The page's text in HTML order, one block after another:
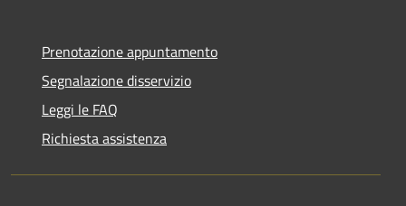
Prenotazione appuntamento
Segnalazione disservizio
Leggi le FAQ
Richiesta assistenza